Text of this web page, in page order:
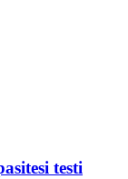
testi